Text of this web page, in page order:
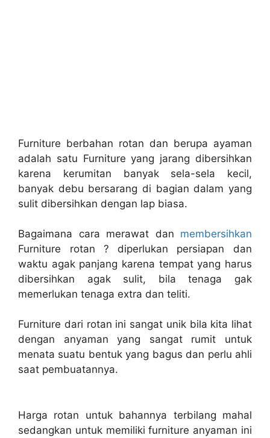
Furniture berbahan rotan dan berupa ayaman
adalah satu Furniture yang jarang dibersihkan
karena kerumitan banyak sela-sela kecil,
banyak debu bersarang di bagian dalam yang
sulit dibersihkan dengan lap biasa.
Bagaimana cara merawat dan membersihkan
Furniture rotan ?
diperlukan persiapan dan
waktu agak panjang karena tempat yang harus
dibersihkan agak sulit, bila tenaga gak
memerlukan tenaga extra dan teliti.
Furniture dari rotan ini sangat unik bila kita lihat
dengan anyaman yang sangat rumit untuk
menata suatu bentuk yang bagus dan perlu ahli
saat pembuatannya.
Harga rotan untuk bahannya terbilang mahal
sedangkan untuk memiliki furniture anyaman ini